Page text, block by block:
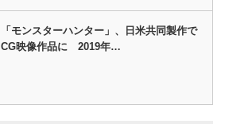
「モンスターハンター」、日米共同製作で
CG映像作品に 2019年…